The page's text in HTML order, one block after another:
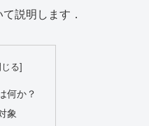
説明します．
何か？
象